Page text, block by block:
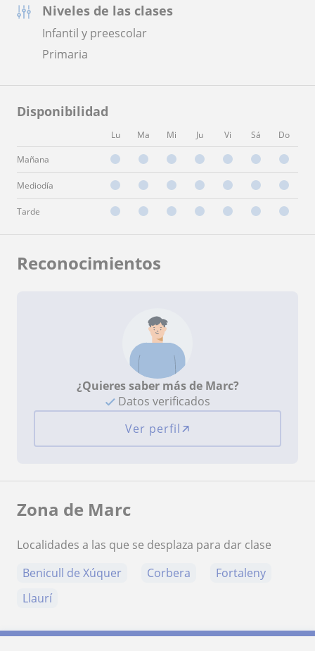
Niveles de las clases
Infantil y preescolar
Primaria
Disponibilidad
Lu Ma Mi Ju Vi Sá Do
Mañana
Mediodía
Tarde
Reconocimientos
¿Quieres saber más de Marc?
Datos verificados
Ver perfil
Zona de Marc
Localidades a las que se desplaza para dar clase
Benicull de Xúquer
Corbera
Fortaleny
Llaurí